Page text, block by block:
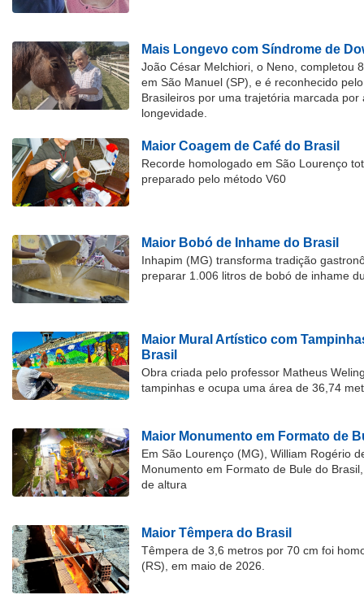
Mais Longevo com Síndrome de
João César Melchiori, o Neno, completou
em São Manuel (SP), e é reconhecido
Brasileiros por uma trajetória marcada por
longevidade.
Maior Coagem de Café do Brasil
Recorde homologado em São Lourenço
preparado pelo método V60
Maior Bobó de Inhame do Brasil
Inhapim (MG) transforma tradição
preparar 1.006 litros de bobó de inhame
Maior Mural Artístico com
Brasil
Obra criada pelo professor Matheus
tampinhas e ocupa uma área de 36,74
Maior Monumento em Formato de
Em São Lourenço (MG), William Rogério
Monumento em Formato de Bule do
de altura
Maior Têmpera do Brasil
Têmpera de 3,6 metros por 70 cm foi
(RS), em maio de 2026.